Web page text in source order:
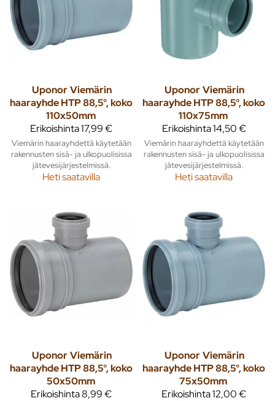
UponorViemärin
haarayhde HTP 88,5°, koko
110x50mm
Erikoishinta17,99 €
Viemärin haarayhdettä käytetään
rakennusten sisä- ja ulkopuolisissa
jätevesijärjestelmissä.
Heti saatavilla
UponorViemärin
haarayhde HTP 88,5°, koko
110x75mm
Erikoishinta14,50 €
Viemärin haarayhdettä käytetään
rakennusten sisä- ja ulkopuolisissa
jätevesijärjestelmissä.
Heti saatavilla
UponorViemärin
haarayhde HTP 88,5°, koko
50x50mm
Erikoishinta8,99 €
UponorViemärin
haarayhde HTP 88,5°, koko
75x50mm
Erikoishinta12,00 €